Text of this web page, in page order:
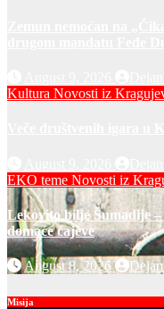
Kultura Novosti iz
EKO teme Novosti iz
Lekovito bilje Šumadije
domaće čajeve
August 8, 2026
Misija